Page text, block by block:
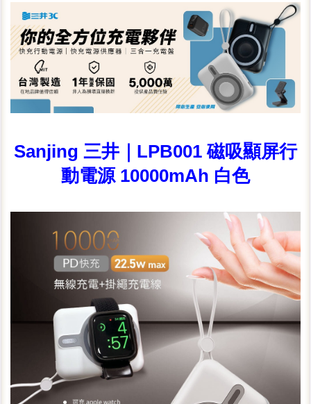
Sanjing 三井｜LPB001 磁吸顯屏行
動電源 10000mAh 白色